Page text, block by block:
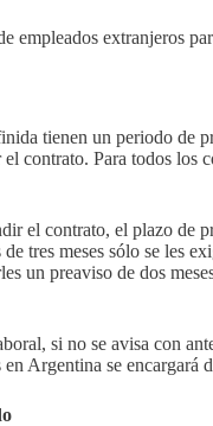
empleados extranjeros
tienen un periodo de
contrato. Para todos
el contrato, el plazo de
tres meses sólo se les
un preaviso de dos
si no se avisa con
Argentina se encargará